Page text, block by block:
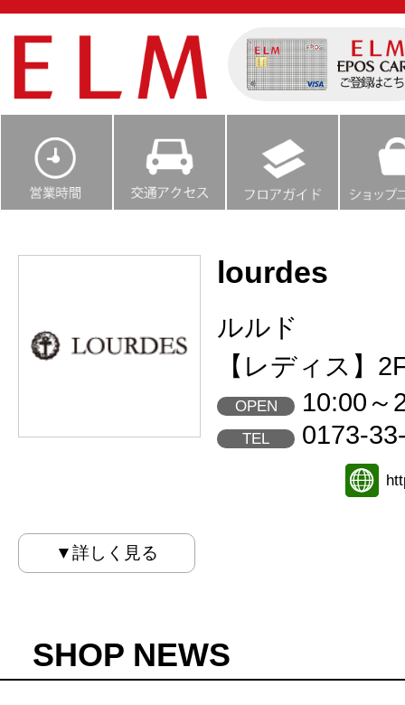
lourdes
ルルド
【レディス】
OPEN 10:00～
TEL 0173-
▼詳しく見る
SHOP NEWS